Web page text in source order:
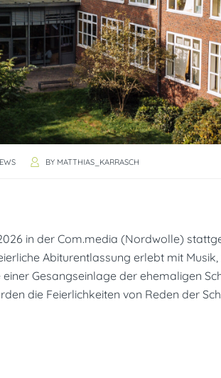
BY MATTHIAS_KARRASCH
in der Com.media (Nordwolle)
Abiturentlassung erlebt mit
Gesangseinlage der ehemaligen
die Feierlichkeiten von Reden der